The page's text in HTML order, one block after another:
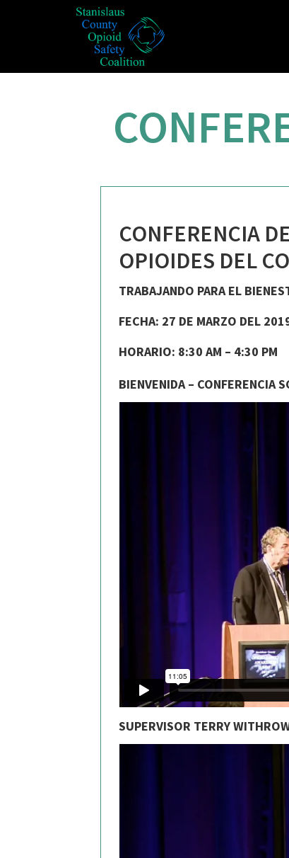
CONFERENCIA
OPIOIDES DEL
TRABAJANDO PARA EL
FECHA: 27 DE MARZO DEL
HORARIO: 8:30 AM – 4:30 PM
BIENVENIDA – CONFERENCIA
SUPERVISOR TERRY